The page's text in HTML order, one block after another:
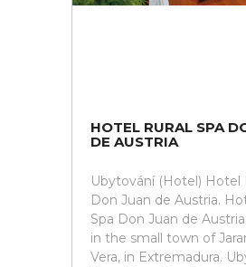
HOTEL RURAL SPA
DE AUSTRIA
Ubytování (Hotel) Hotel
Don Juan de Austria.
Spa Don Juan de
in the small town of
Vera, in Extremadura.